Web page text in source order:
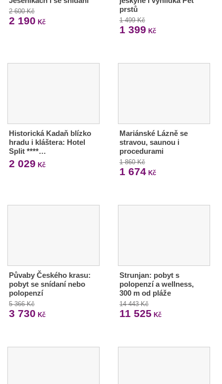
2 600 Kč
2 190 Kč
prstů
1 499 Kč
1 399 Kč
Historická Kadaň blízko
hradu i kláštera: Hotel
Split ****…
2 029 Kč
Mariánské Lázně se
stravou, saunou i
procedurami
1 860 Kč
1 674Kč
Půvaby Českého krasu:
pobyt se snídaní nebo
polopenzí
5 366 Kč
3 730 Kč
Strunjan: pobyt s
polopenzí a wellness,
300 m od pláže
14 443 Kč
11 525 Kč